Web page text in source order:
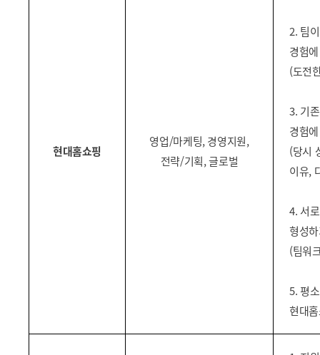
현대홈쇼핑
영업/마케팅, 경영지원,
전략/기획, 글로벌
2. 팀
경험
(도전
3. 기
경험
(당시
이유,
4. 서
형성
(팀워
5. 평
현대